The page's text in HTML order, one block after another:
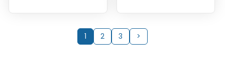
1 2 3 >